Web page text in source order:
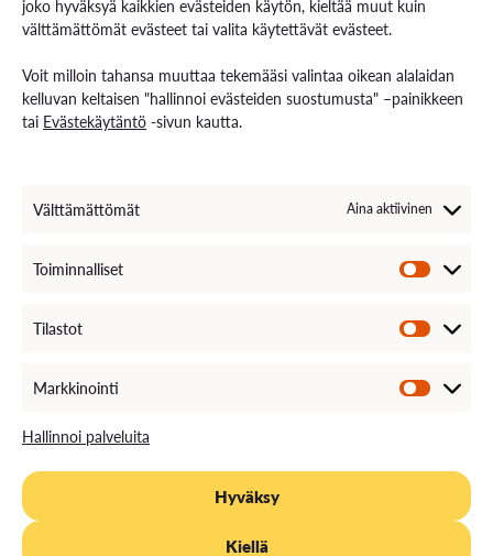
joko hyväksyä kaikkien evästeiden käytön, kieltää muut kuin
välttämättömät evästeet tai valita käytettävät evästeet.
Voit milloin tahansa muuttaa tekemääsi valintaa oikean alalaidan
kelluvan keltaisen "hallinnoi evästeiden suostumusta" –painikkeen
tai Evästekäytäntö -sivun kautta.
Välttämättömät Aina aktiivinen
Toiminnalliset
Tilastot
Markkinointi
Hallinnoi palveluita
Hyväksy
Kiellä
Palvelut työelämälle
Rekryä opiskelijoita
Energiaa-verkkolehti
Henkilöstöhaku
Avoimet työpaikat
VAMKin palautekanava
TIETOSUOJA EVÄSTEKÄYTÄNTÖ